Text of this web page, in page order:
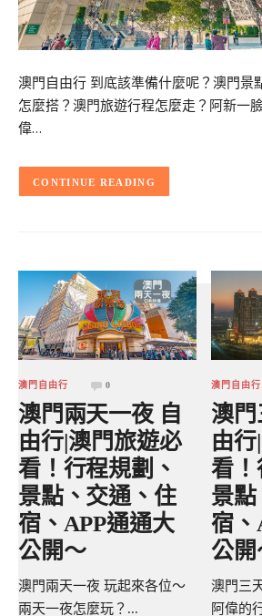
澳門自由行 到底該準備什麼呢？澳門景
怎麼搭？澳門旅遊行程怎麼走？阿新一
偉…
CONTINUE READING
澳門自由行 0
澳門兩天一夜 自
由行|澳門旅遊必
看！行程規劃、
景點、交通、住
宿、APP通通大
公開～
澳門兩天一夜 玩起來各位～
兩天一夜怎麼玩？...
澳門自由行
澳門
由
看！
景
宿、
公開
澳門三
阿偉的